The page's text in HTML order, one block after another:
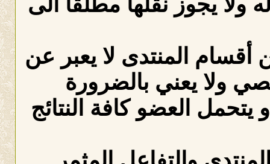
المنتدى لا يعبر عن
ولا يعني بالضرورة
العضو كافة النتائج